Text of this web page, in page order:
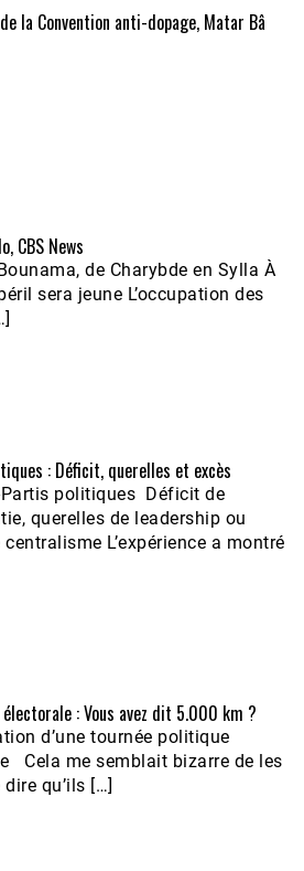
la Convention anti-dopage, Matar Bâ
CBS News
de Charybde en Sylla À
sera jeune L’occupation des
: Déficit, querelles et excès
Partis politiques Déficit de
querelles de leadership ou
centralisme L’expérience a montré
électorale : Vous avez dit 5.000 km ?
d’une tournée politique
Cela me semblait bizarre de les
qu’ils […]